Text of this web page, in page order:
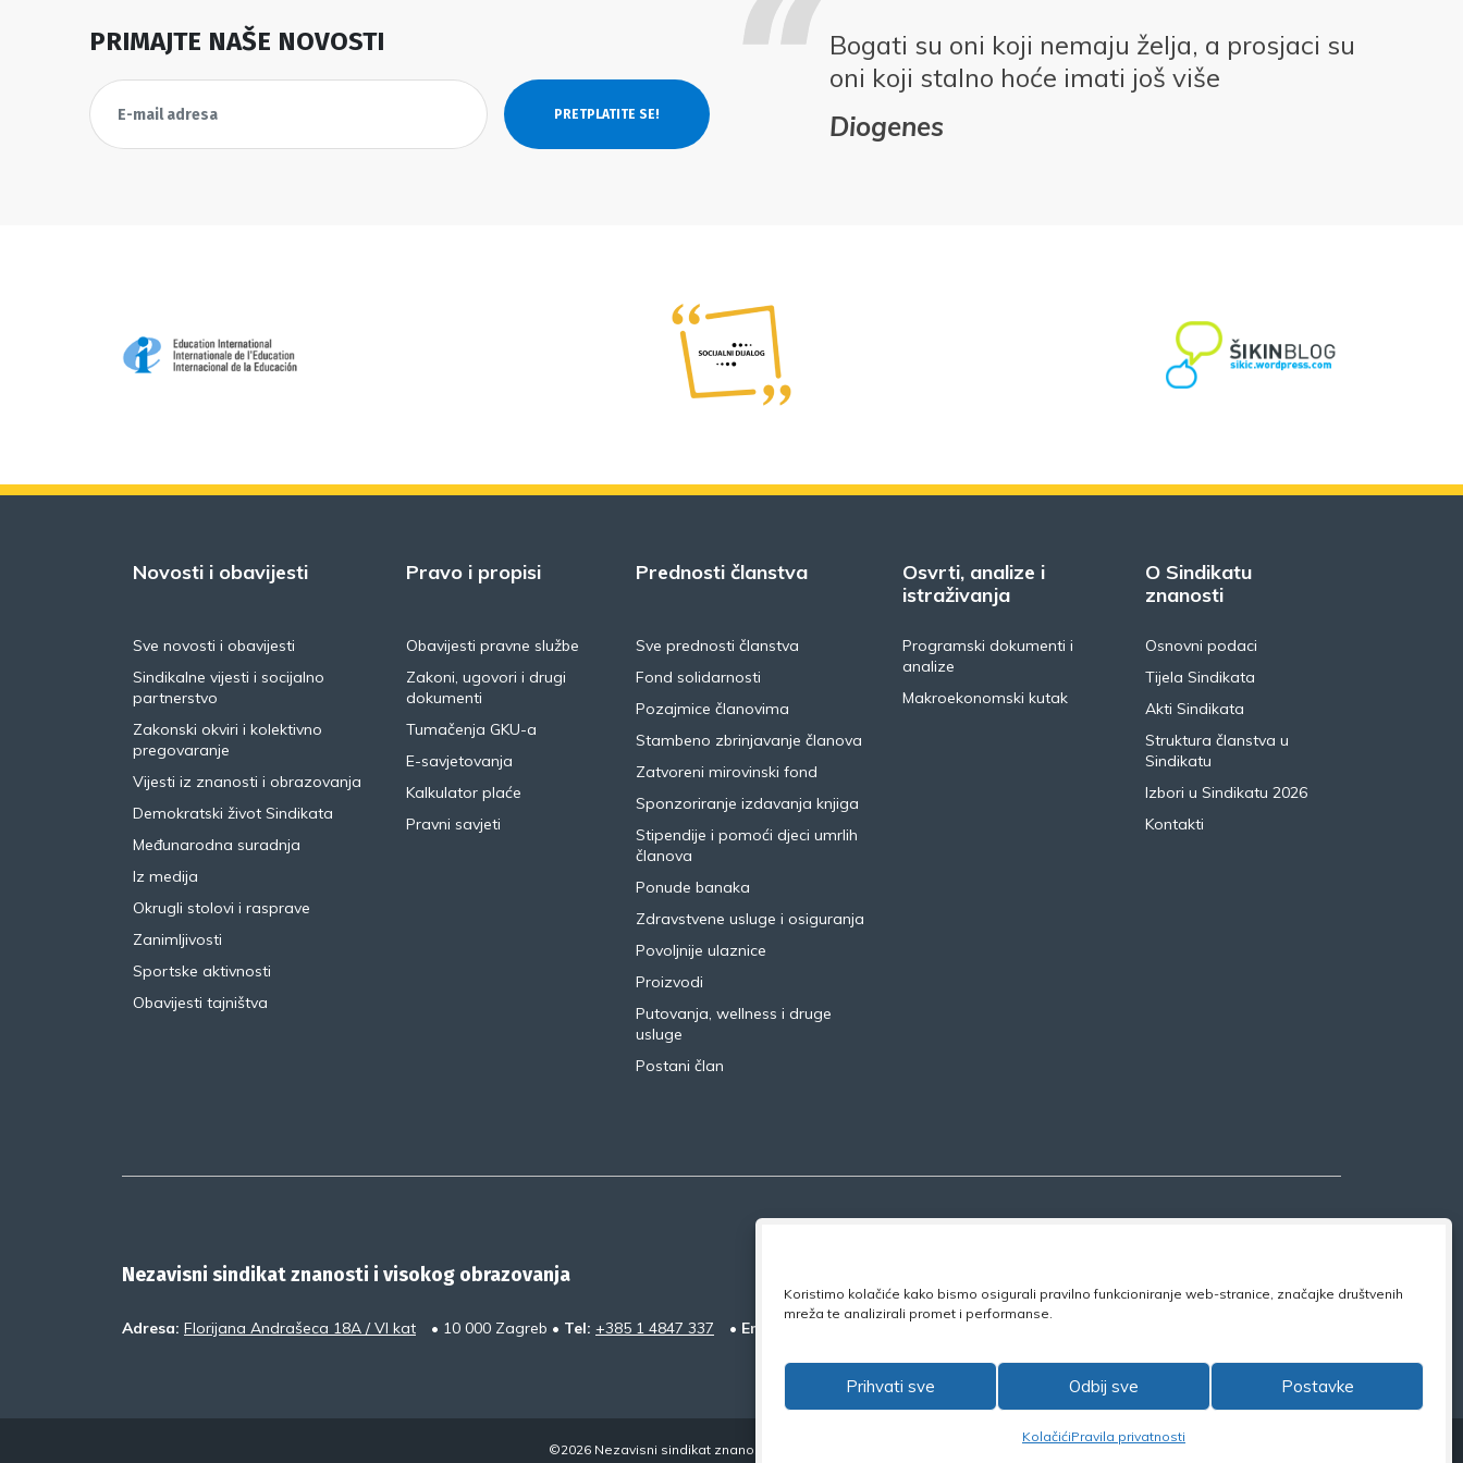
Koristimo kolačiće kako bismo osigurali pravilno funkcioniranje web-stranice, značajke društvenih
mreža te analizirali promet i performanse.
Prihvati sve Odbij sve Postavke
KolačićiPravila privatnosti
PRIMAJTE NAŠE NOVOSTI
Bogati su oni koji nemaju želja, a prosjaci su
oni koji stalno hoće imati još više
Diogenes
Novosti i obavijesti
Sve novosti i obavijesti
Sindikalne vijesti i socijalno
partnerstvo
Zakonski okviri i kolektivno
pregovaranje
Vijesti iz znanosti i obrazovanja
Demokratski život Sindikata
Međunarodna suradnja
Iz medija
Okrugli stolovi i rasprave
Zanimljivosti
Sportske aktivnosti
Obavijesti tajništva
Pravo i propisi
Obavijesti pravne službe
Zakoni, ugovori i drugi
dokumenti
Tumačenja GKU-a
E-savjetovanja
Kalkulator plaće
Pravni savjeti
Prednosti članstva
Sve prednosti članstva
Fond solidarnosti
Pozajmice članovima
Stambeno zbrinjavanje članova
Zatvoreni mirovinski fond
Sponzoriranje izdavanja knjiga
Stipendije i pomoći djeci umrlih
članova
Ponude banaka
Zdravstvene usluge i osiguranja
Povoljnije ulaznice
Proizvodi
Putovanja, wellness i druge
usluge
Postani član
Osvrti, analize i
istraživanja
Programski dokumenti i
analize
Makroekonomski kutak
O Sindikatu
znanosti
Osnovni podaci
Tijela Sindikata
Akti Sindikata
Struktura članstva u
Sindikatu
Izbori u Sindikatu 2026
Kontakti
Nezavisni sindikat znanosti i visokog obrazovanja
Adresa: Florijana Andrašeca 18A / VI kat • 10 000 Zagreb • Tel: +385 1 4847 337 • Email: • Facebook:
©2026 Nezavisni sindikat znanosti i visokog obrazovanja